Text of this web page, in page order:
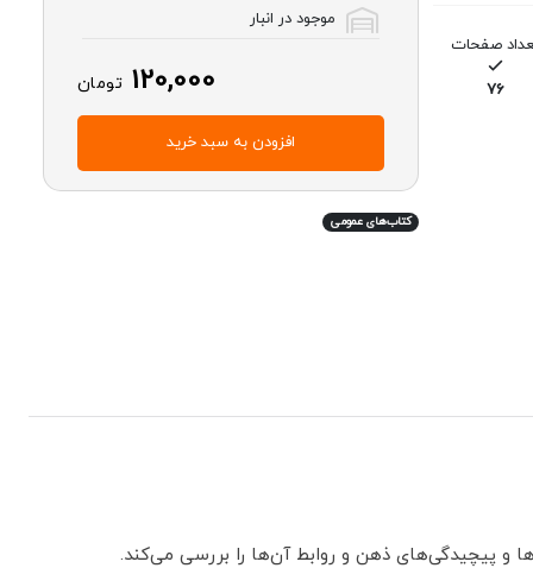
صفحات
76
موجود در انبار
120,000 تومان
افزودن به سبد خرید
کتاب‌های عمومی
و پیچیدگی‌های ذهن و روابط آن‌ها را بررسی می‌کند.